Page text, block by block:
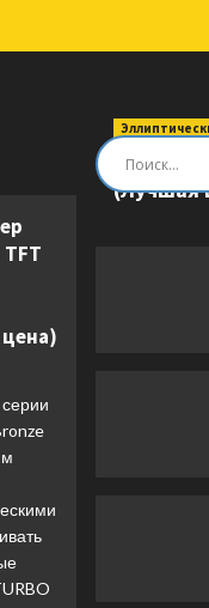
TFT
(Лучшая